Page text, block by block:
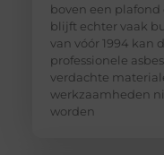
boven een
blijft echter vaak
van vóór 1994 kan
professionele
verdachte
werkzaamheden
worden